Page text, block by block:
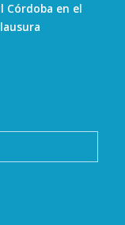
Córdoba en el